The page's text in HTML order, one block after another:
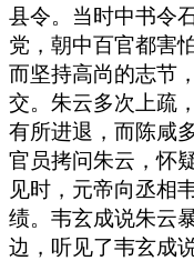
县令。当时中书令
党，朝中百官都害
而坚持高尚的志节
交。朱云多次上疏
有所进退，而陈咸
官员拷问朱云，怀
见时，元帝向丞相
绩。韦玄成说朱云
边，听见了韦玄成